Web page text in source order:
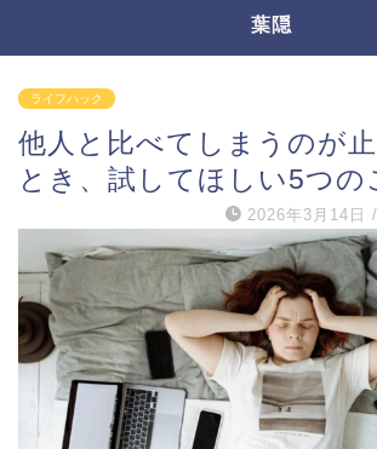
葉隠
ライフハック
他人と比べてしまうのが
とき、試してほしい5つの
2026年3月14日 /